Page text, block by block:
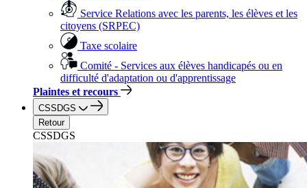
Service Relations avec les parents, les élèves et les
citoyens (SRPEC)
Taxe scolaire
Comité - Services aux élèves handicapés ou en
difficulté d'adaptation ou d'apprentissage
Plaintes et recours
CSSDGS
Retour
CSSDGS